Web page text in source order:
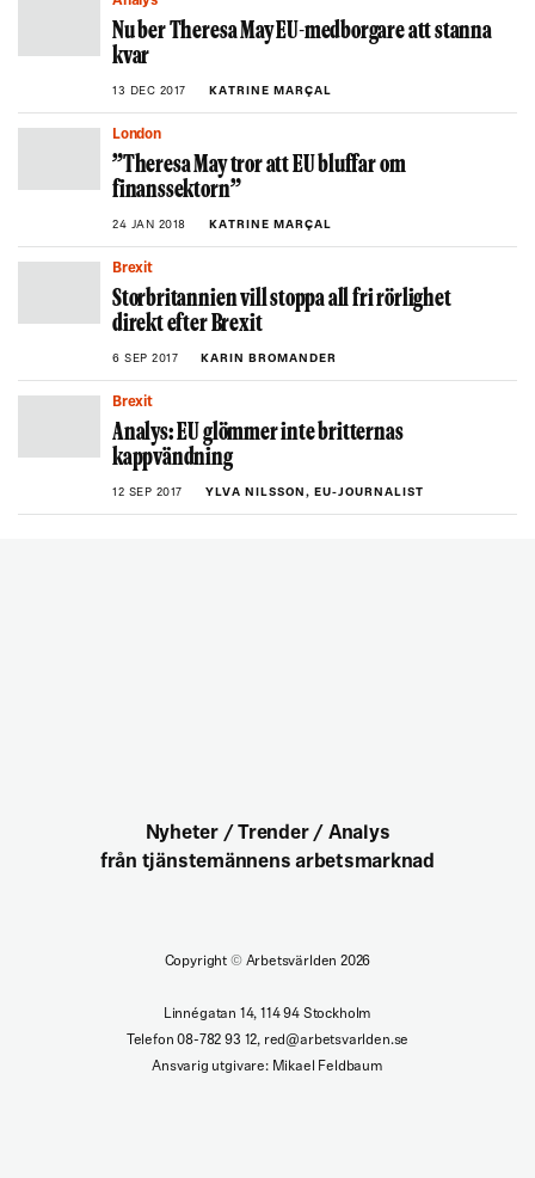
Nu ber Theresa May EU-medborgare att stanna
kvar
13 DEC 2017 KATRINE MARÇAL
London
”Theresa May tror att EU bluffar om
finanssektorn”
24 JAN 2018 KATRINE MARÇAL
Brexit
Storbritannien vill stoppa all fri rörlighet
direkt efter Brexit
6 SEP 2017 KARIN BROMANDER
Brexit
Analys: EU glömmer inte britternas
kappvändning
12 SEP 2017 YLVA NILSSON, EU-JOURNALIST
Nyheter / Trender / Analys
från tjänstemännens arbetsmarknad
Copyright ©Arbetsvärlden 2026
Linnégatan 14, 114 94 Stockholm
Telefon 08-782 93 12, red@arbetsvarlden.se
Ansvarig utgivare: Mikael Feldbaum